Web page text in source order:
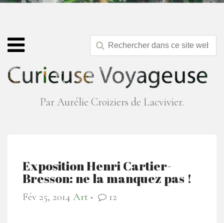
Par Aurélie Croiziers de Lacvivier.
Exposition Henri Cartier-
Bresson: ne la manquez pas !
Fév 25, 2014 Art ● 12